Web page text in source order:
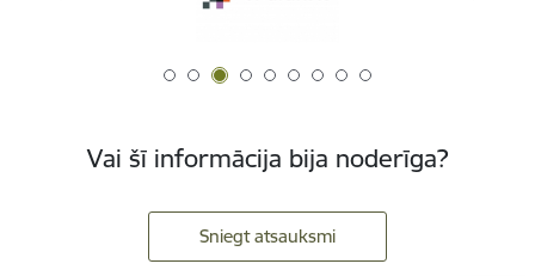
Vai šī informācija bija noderīga?
Sniegt atsauksmi